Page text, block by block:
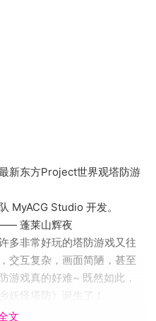
新东方Project世界观塔防游
MyACG Studio 开发。
蓬莱山辉夜
多非常好玩的塔防游戏又往
交互复杂，画面简陋，甚至
游戏真的好难~ 既然如此，
妖怪塔防》诞生了！
文